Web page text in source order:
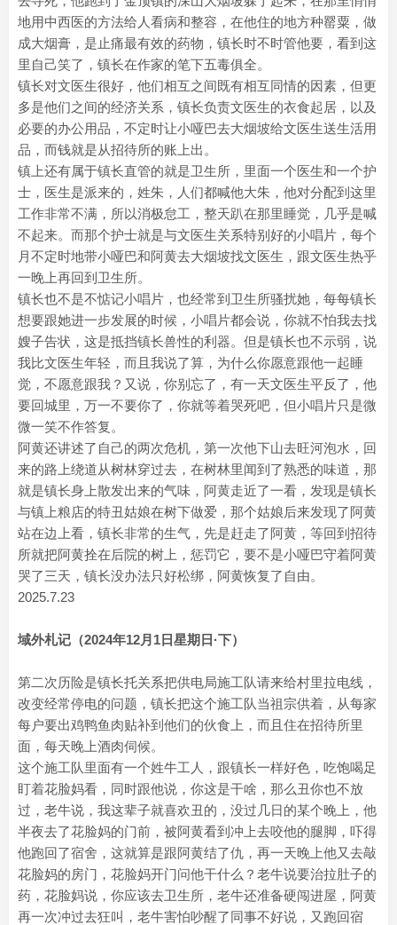
地用中西医的方法给人看病和整容，在他住的地方种罂粟，做
成大烟膏，是止痛最有效的药物，镇长时不时管他要，看到这
里自己笑了，镇长在作家的笔下五毒俱全。
镇长对文医生很好，他们相互之间既有相互同情的因素，但更
多是他们之间的经济关系，镇长负责文医生的衣食起居，以及
必要的办公用品，不定时让小哑巴去大烟坡给文医生送生活用
品，而钱就是从招待所的账上出。
镇上还有属于镇长直管的就是卫生所，里面一个医生和一个护
士，医生是派来的，姓朱，人们都喊他大朱，他对分配到这里
工作非常不满，所以消极怠工，整天趴在那里睡觉，几乎是喊
不起来。而那个护士就是与文医生关系特别好的小唱片，每个
月不定时地带小哑巴和阿黄去大烟坡找文医生，跟文医生热乎
一晚上再回到卫生所。
镇长也不是不惦记小唱片，也经常到卫生所骚扰她，每每镇长
想要跟她进一步发展的时候，小唱片都会说，你就不怕我去找
嫂子告状，这是抵挡镇长兽性的利器。但是镇长也不示弱，说
我比文医生年轻，而且我说了算，为什么你愿意跟他一起睡
觉，不愿意跟我？又说，你别忘了，有一天文医生平反了，他
要回城里，万一不要你了，你就等着哭死吧，但小唱片只是微
微一笑不作答复。
阿黄还讲述了自己的两次危机，第一次他下山去旺河泡水，回
来的路上绕道从树林穿过去，在树林里闻到了熟悉的味道，那
就是镇长身上散发出来的气味，阿黄走近了一看，发现是镇长
与镇上粮店的特丑姑娘在树下做爱，那个姑娘后来发现了阿黄
站在边上看，镇长非常的生气，先是赶走了阿黄，等回到招待
所就把阿黄拴在后院的树上，惩罚它，要不是小哑巴守着阿黄
哭了三天，镇长没办法只好松绑，阿黄恢复了自由。
2025.7.23
域外札记（2024年12月1日星期日·下）
第二次历险是镇长托关系把供电局施工队请来给村里拉电线，
改变经常停电的问题，镇长把这个施工队当祖宗供着，从每家
每户要出鸡鸭鱼肉贴补到他们的伙食上，而且住在招待所里
面，每天晚上酒肉伺候。
这个施工队里面有一个姓牛工人，跟镇长一样好色，吃饱喝足
盯着花脸妈看，同时跟他说，你这是干啥，那么丑你也不放
过，老牛说，我这辈子就喜欢丑的，没过几日的某个晚上，他
半夜去了花脸妈的门前，被阿黄看到冲上去咬他的腿脚，吓得
他跑回了宿舍，这就算是跟阿黄结了仇，再一天晚上他又去敲
花脸妈的房门，花脸妈开门问他干什么？老牛说要治拉肚子的
药，花脸妈说，你应该去卫生所，老牛还准备硬闯进屋，阿黄
再一次冲过去狂叫，老牛害怕吵醒了同事不好说，又跑回宿